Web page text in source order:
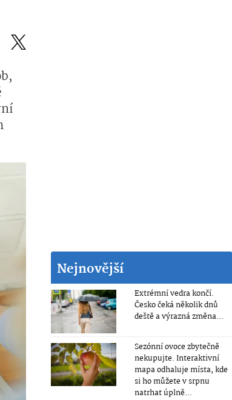
Nejnovější
Extrémní vedra končí.
Česko čeká několik dnů
deště a výrazná změna...
Sezónní ovoce zbytečně
nekupujte. Interaktivní
mapa odhaluje místa, kde
si ho můžete v srpnu
natrhat úplně...